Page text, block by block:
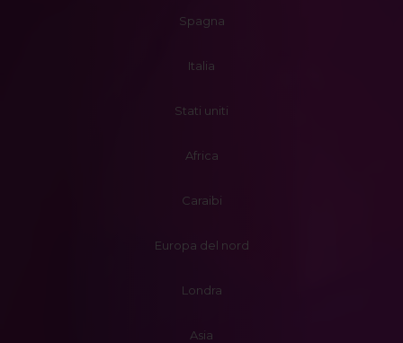
Spagna
Italia
Stati uniti
Africa
Caraibi
Europa del nord
Londra
Asia